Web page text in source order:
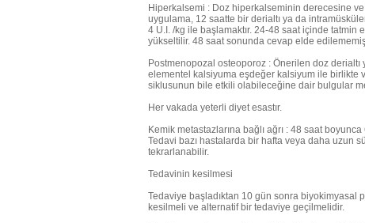
Hiperkalsemi : Doz hiperkalseminin derecesine
uygulama, 12 saatte bir derialtı ya da
4 U.I. /kg ile başlamaktır. 24-48 saat içinde tatmin
yükseltilir. 48 saat sonunda cevap elde
Postmenopozal osteoporoz : Önerilen doz
elementel kalsiyuma eşdeğer kalsiyum ile birlikte
siklusunun bile etkili olabileceğine dair bulgular
Her vakada yeterli diyet esastır.
Kemik metastazlarına bağlı ağrı : 48 saat
Tedavi bazı hastalarda bir hafta veya daha uzun
tekrarlanabilir.
Tedavinin kesilmesi
Tedaviye başladıktan 10 gün sonra
kesilmeli ve alternatif bir tedaviye geçilmelidir.